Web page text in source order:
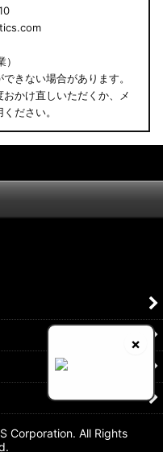
きない場合があります。
かけ直しいただくか、メ
ださい。
×
Corporation. All Rights